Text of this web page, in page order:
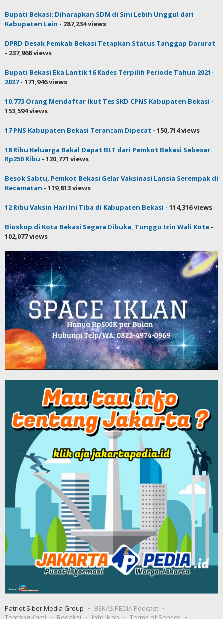
Bupati Bekasi: Diharapkan SDM di Sini Lebih Unggul dari
Kabupaten Lain - 287,234 views
DPRD Desak Pemkab Bekasi Tetapkan Status Tanggap Darurat
- 237,968 views
Bupati Bekasi Eka Lantik 16 Kades Terpilih Periode Tahun 2021-
2027- 171,946 views
10.773 Orang Mendaftar Ikut Tes SKD CPNS Kabupaten Bekasi -
153,594 views
17 PNS Kabupaten Bekasi Terancam Dipecat - 150,714 views
18 Ribu Keluarga Bakal Dapat BLT dari Pemkot Bekasi Sebesar
Rp250 Ribu - 120,771 views
Besok Sabtu, Pemkot Bekasi Gelar Vaksinasi Lansia Serempak di
Kecamatan - 119,813 views
12 Ribu Vaksin Hari Ini Tiba di Kabupaten Bekasi - 114,316 views
Bioskop di Kota Bekasi Segera Dibuka, Tunggu Izin Wali Kota -
102,077 views
Patriot Siber Media Group
BEKASIPEDIA Podcast
Tentang Kami
Redaksi Info Iklan Terms of Service